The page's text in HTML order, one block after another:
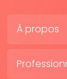
À propos